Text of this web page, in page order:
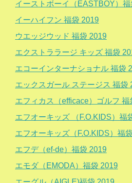
イーストボーイ（EASTBOY）
イーハイフン 福袋 2019
ウエッジウッド 福袋 2019
エクストララージ キッズ 福袋
エコーインターナショナル 福袋
エックスガール ステージス 福袋
エフィカス（efficace）ゴルフ 福
エフオーキッズ （F.O.KIDS）福
エフオーキッズ（F.O.KIDS）福
エフデ（ef-de）福袋 2019
エモダ（EMODA）福袋 2019